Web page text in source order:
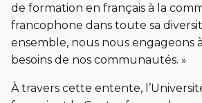
de formation en français à la
francophone dans toute sa
ensemble, nous nous engageons
besoins de nos communautés. »
À travers cette entente,